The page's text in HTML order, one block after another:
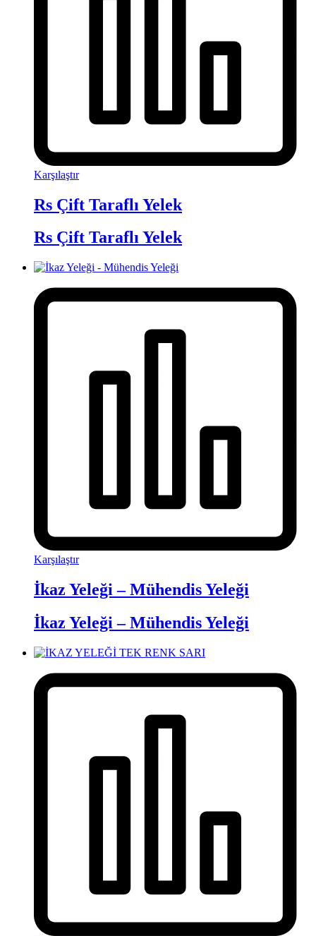
Karşılaştır
Rs Çift Taraflı Yelek
Rs Çift Taraflı Yelek
Karşılaştır
İkaz Yeleği – Mühendis Yeleği
İkaz Yeleği – Mühendis Yeleği